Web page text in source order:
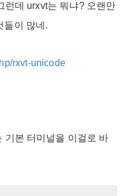
런데 urxvt는 뭐냐? 오랜만
들이 많네.
rxvt-unicode
기본 터미널을 이걸로 바